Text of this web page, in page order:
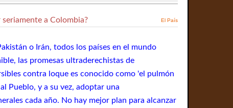
a Colombia? El País
o Irán, todos los países en el mundo
las promesas ultraderechistas de
contra loque es conocido como 'el pulmón
Pueblo, y a su vez, adoptar una
cada año. No hay mejor plan para alcanzar